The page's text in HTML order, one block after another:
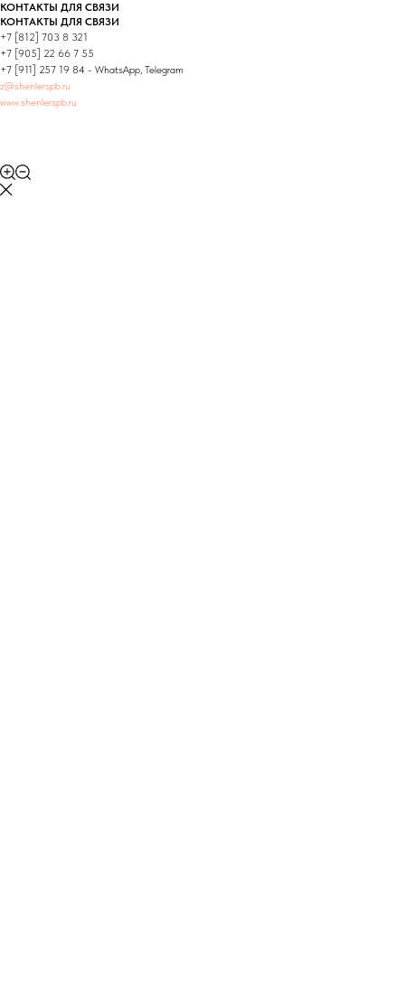
КОНТАКТЫ ДЛЯ СВЯЗИ
КОНТАКТЫ ДЛЯ СВЯЗИ
+7 [812] 703 8 321
+7 [905] 22 66 7 55
+7 [911] 257 19 84 - WhatsApp, Telegram
z@shenlerspb.ru
www.shenlerspb.ru